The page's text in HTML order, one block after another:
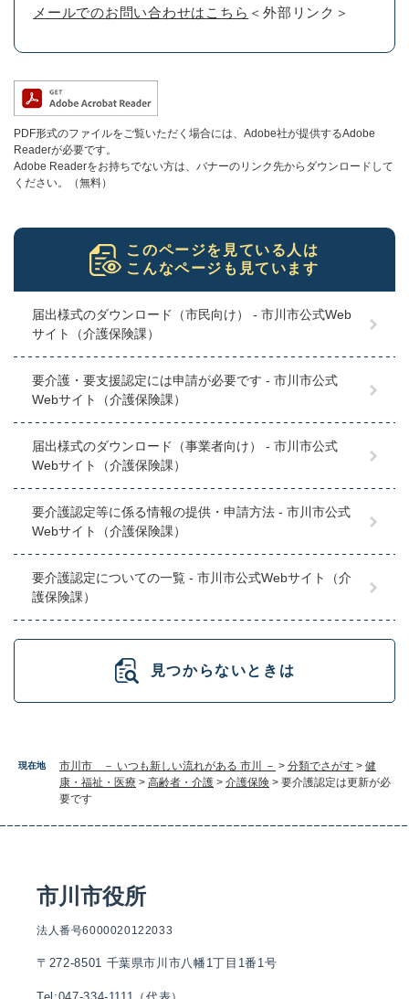
現在地 市川市 － いつも新しい流れがある 市川 － > 分類でさがす > 健
康・福祉・医療 > 高齢者・介護 > 介護保険 > 要介護認定は更新が必
要です
メールでのお問い合わせはこちら ＜外部リンク＞
PDF形式のファイルをご覧いただく場合には、Adobe社が提供するAdobe
Readerが必要です。
Adobe Readerをお持ちでない方は、バナーのリンク先からダウンロードして
ください。（無料）
このページを見ている人は
こんなページも見ています
届出様式のダウンロード（市民向け） - 市川市公式Web
サイト（介護保険課）
要介護・要支援認定には申請が必要です - 市川市公式
Webサイト（介護保険課）
届出様式のダウンロード（事業者向け） - 市川市公式
Webサイト（介護保険課）
要介護認定等に係る情報の提供・申請方法 - 市川市公式
Webサイト（介護保険課）
要介護認定についての一覧 - 市川市公式Webサイト（介
護保険課）
見つからないときは
市川市役所
法人番号6000020122033
〒272-8501 千葉県市川市八幡1丁目1番1号